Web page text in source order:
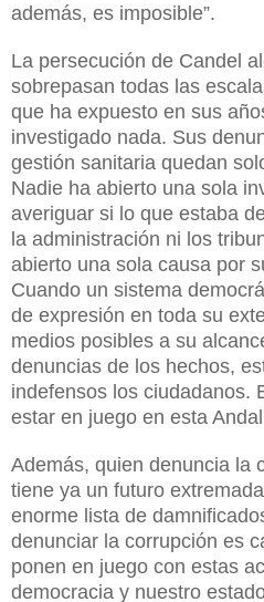
además, es imposible”.
La persecución de Candel
sobrepasan todas las
que ha expuesto en sus
investigado nada. Sus
gestión sanitaria quedan
Nadie ha abierto una sola
averiguar si lo que estaba
la administración ni los
abierto una sola causa por
Cuando un sistema
de expresión en toda su
medios posibles a su
denuncias de los hechos,
indefensos los ciudadanos.
estar en juego en esta
Además, quien denuncia la
tiene ya un futuro
enorme lista de
denunciar la corrupción es
ponen en juego con estas
democracia y nuestro